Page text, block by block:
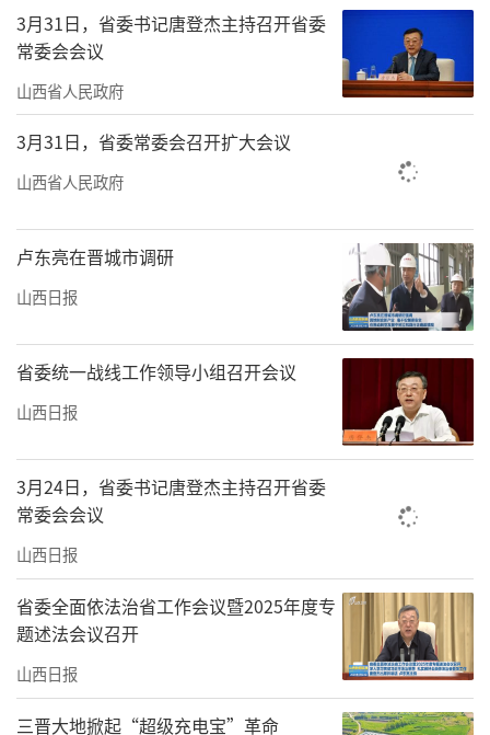
3月31日，省委书记唐登杰主持召开省委
常委会会议
山西省人民政府
3月31日，省委常委会召开扩大会议
山西省人民政府
卢东亮在晋城市调研
山西日报
省委统一战线工作领导小组召开会议
山西日报
3月24日，省委书记唐登杰主持召开省委
常委会会议
山西日报
省委全面依法治省工作会议暨2025年度专
题述法会议召开
山西日报
三晋大地掀起“超级充电宝”革命